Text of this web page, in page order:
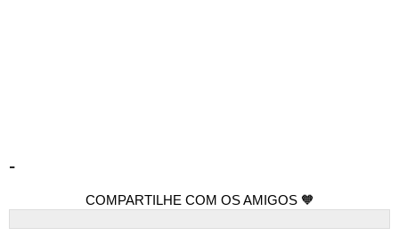
-
COMPARTILHE COM OS AMIGOS 🧡